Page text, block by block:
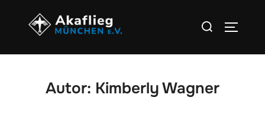
Inhalten
Suchen
Autor: Kimberly Wagner